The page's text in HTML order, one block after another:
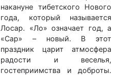
накануне тибетского Нового
года, который называется
Лосар. «Ло» означает год, а
«Сар» – новый. В этот
праздник царит атмосфера
радости и веселья,
гостеприимства и доброты.